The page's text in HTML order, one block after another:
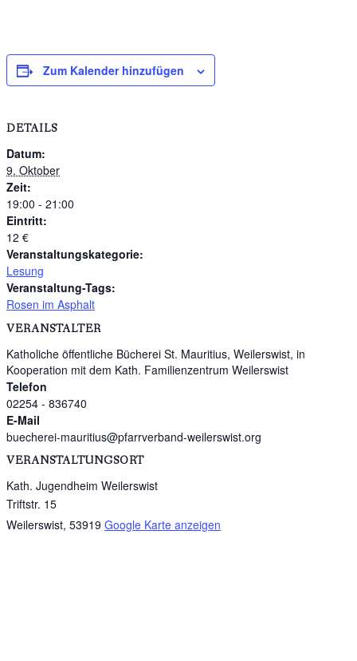
Zum Kalender hinzufügen
DETAILS
Datum:
9. Oktober
Zeit:
19:00 - 21:00
Eintritt:
12 €
Veranstaltungskategorie:
Lesung
Veranstaltung-Tags:
Rosen im Asphalt
VERANSTALTER
Katholiche öffentliche Bücherei St. Mauritius, Weilerswist, in
Kooperation mit dem Kath. Familienzentrum Weilerswist
Telefon
02254 - 836740
E-Mail
buecherei-mauritius@pfarrverband-weilerswist.org
VERANSTALTUNGSORT
Kath. Jugendheim Weilerswist
Triftstr. 15
Weilerswist, 53919 Google Karte anzeigen